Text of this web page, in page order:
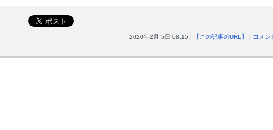
2020年2月 5日 08:15 | 【この記事のURL】 | コメン